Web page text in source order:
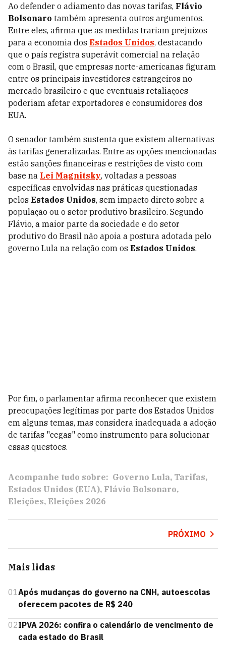
Ao defender o adiamento das novas tarifas, Flávio
Bolsonaro também apresenta outros argumentos.
Entre eles, afirma que as medidas trariam prejuízos
para a economia dos Estados Unidos, destacando
que o país registra superávit comercial na relação
com o Brasil, que empresas norte-americanas figuram
entre os principais investidores estrangeiros no
mercado brasileiro e que eventuais retaliações
poderiam afetar exportadores e consumidores dos
EUA.
O senador também sustenta que existem alternativas
às tarifas generalizadas. Entre as opções mencionadas
estão sanções financeiras e restrições de visto com
base na Lei Magnitsky, voltadas a pessoas
específicas envolvidas nas práticas questionadas
pelos Estados Unidos, sem impacto direto sobre a
população ou o setor produtivo brasileiro. Segundo
Flávio, a maior parte da sociedade e do setor
produtivo do Brasil não apoia a postura adotada pelo
governo Lula na relação com os Estados Unidos.
Por fim, o parlamentar afirma reconhecer que existem
preocupações legítimas por parte dos Estados Unidos
em alguns temas, mas considera inadequada a adoção
de tarifas "cegas" como instrumento para solucionar
essas questões.
Acompanhe tudo sobre: Governo Lula Tarifas
Estados Unidos (EUA) Flávio Bolsonaro
Eleições Eleições 2026
PRÓXIMO
Mais lidas
01 Após mudanças do governo na CNH, autoescolas
oferecem pacotes de R$ 240
02IPVA 2026: confira o calendário de vencimento de
cada estado do Brasil